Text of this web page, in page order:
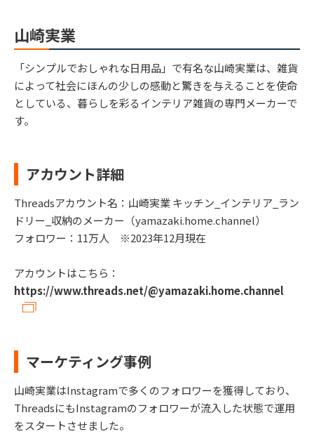
山崎実業
「シンプルでおしゃれな日用品」で有名な山崎実業は、雑貨
によって社会にほんの少しの感動と驚きを与えることを使命
としている、暮らしを彩るインテリア雑貨の専門メーカーで
す。
アカウント詳細
Threadsアカウント名：山崎実業 キッチン_インテリア_ラン
ドリー_収納のメーカー（yamazaki.home.channel）
フォロワー：11万人 ※2023年12月現在
アカウントはこちら：
https://www.threads.net/@yamazaki.home.channel
マーケティング事例
山崎実業はInstagramで多くのフォロワーを獲得しており、
ThreadsにもInstagramのフォロワーが流入した状態で運用
をスタートさせました。